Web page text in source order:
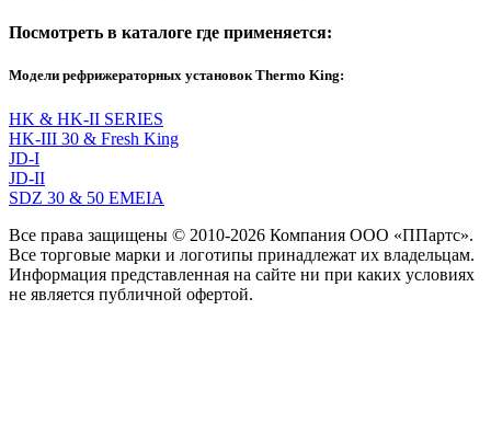
Посмотреть в каталоге где применяется:
Модели рефрижераторных установок Thermo King:
HK & HK-II SERIES
HK-III 30 & Fresh King
JD-I
JD-II
SDZ 30 & 50 EMEIA
Все права защищены © 2010-2026 Компания ООО «ППартс».
Все торговые марки и логотипы принадлежат их владельцам.
Информация представленная на сайте ни при каких условиях
не является публичной офертой.